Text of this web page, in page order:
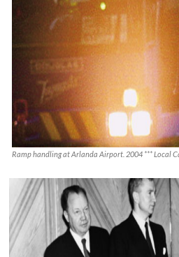
Ramp handling at Arlanda Airport. 2004 *** Local